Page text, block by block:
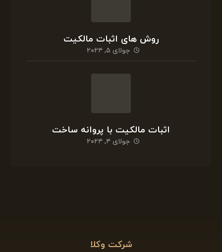
روش های اثبات مالکیت
جولای ۵, ۲۰۲۴
اثبات مالکیت با پروانه ساخت
جولای ۴, ۲۰۲۴
شرکت وکلا